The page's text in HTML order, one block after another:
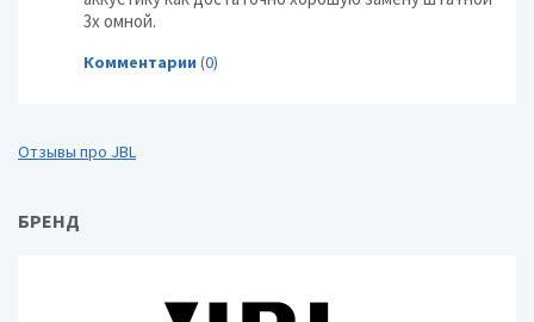
3х омной.
Комментарии (0)
Отзывы про JBL
БРЕНД